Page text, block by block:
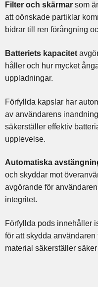
Filter och skärmar som
att oönskade partiklar
bidrar till ren förångning
Batteriets kapacitet
håller och hur mycket
uppladningar.
Förfyllda kapslar har
av användarens
säkerställer effektiv
upplevelse.
Automatiska
och skyddar mot
avgörande för
integritet.
Förfyllda pods innehåller
för att skydda
material säkerställer